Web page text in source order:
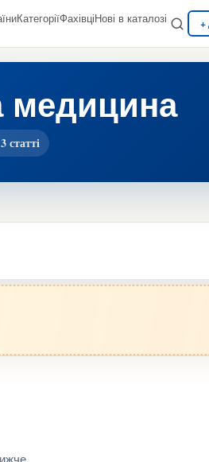
КатегоріїФахівціНові в каталозі +
медицина
статті